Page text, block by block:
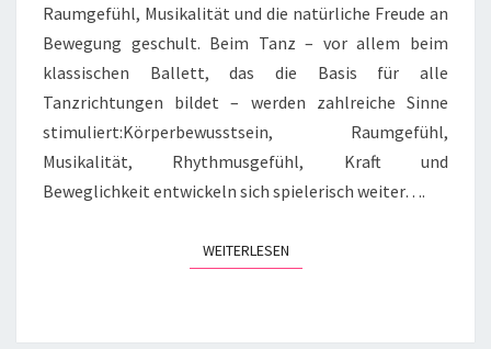
Raumgefühl, Musikalität und die natürliche Freude an
Bewegung geschult. Beim Tanz – vor allem beim
klassischen Ballett, das die Basis für alle
Tanzrichtungen bildet – werden zahlreiche Sinne
stimuliert:Körperbewusstsein, Raumgefühl,
Musikalität, Rhythmusgefühl, Kraft und
Beweglichkeit entwickeln sich spielerisch weiter….
WEITERLESENWEITERLESEN